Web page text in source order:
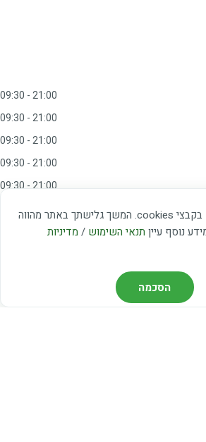
באתר זה נעשה שימוש בקבצי cookies. המשך גלישתך באתר מהווה
נוסף עיין תנאי השימוש / מדיניות
הסכמה
09:30 - 21:00
09:30 - 21:00
09:30 - 21:00
09:30 - 21:00
09:30 - 21:00
09:00 - 15:00
20:00 - 23:00